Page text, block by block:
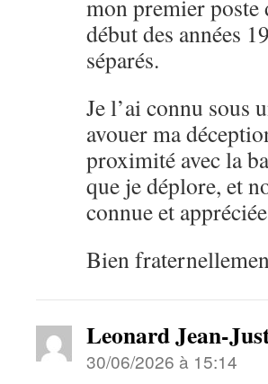
mon premier poste
début des années
séparés.
Je l’ai connu sous
avouer ma
proximité avec la
que je déplore, et
connue et
Bien
Leonard Jean-
30/06/2026 à 15:14